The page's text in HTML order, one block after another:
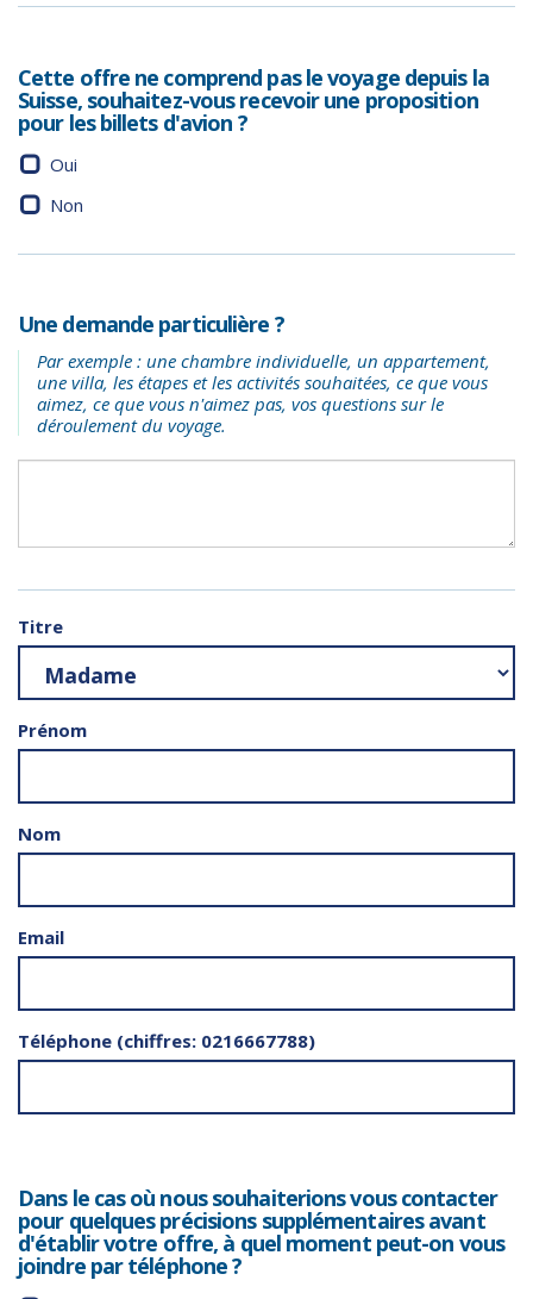
Cette offre ne comprend pas le voyage depuis la
Suisse, souhaitez-vous recevoir une proposition
pour les billets d'avion ?
Oui
Non
Une demande particulière ?
Par exemple : une chambre individuelle, un appartement,
une villa, les étapes et les activités souhaitées, ce que vous
aimez, ce que vous n'aimez pas, vos questions sur le
déroulement du voyage.
Titre
Prénom
Nom
Email
Téléphone (chiffres: 0216667788)
Dans le cas où nous souhaiterions vous contacter
pour quelques précisions supplémentaires avant
d'établir votre offre, à quel moment peut-on vous
joindre par téléphone ?